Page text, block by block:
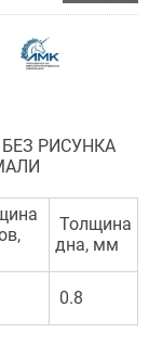
РИСУНКА
Толщина
дна, мм
0.8